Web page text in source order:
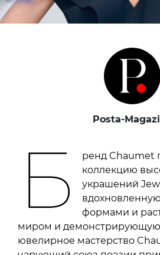
Posta-
Б
ренд Chaumet
коллекцию
украшений
формами и
миром и
ювелирное мастерство